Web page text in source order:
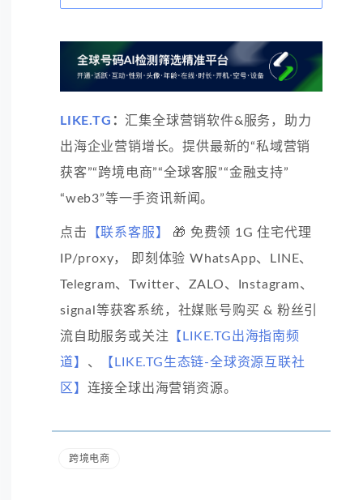
LIKE.TG ： 汇集全球营销软件&服务，助力
出海企业营销增长。提供最新的“私域营销
获客”“跨境电商”“全球客服”“金融支持”
“web3”等一手资讯新闻。
点击 【联系客服】
🎁 免费领 1G 住宅代理
IP/proxy， 即刻体验 WhatsApp、LINE、
Telegram、Twitter、ZALO、Instagram、
signal等获客系统，社媒账号购买 & 粉丝引
流自助服务或关注 【LIKE.TG出海指南频
道】 、
【LIKE.TG生态链-全球资源互联社
区】 连接全球出海营销资源。
跨境电商